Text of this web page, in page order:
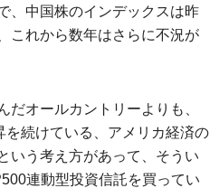
、中国株のインデックスは昨
これから数年はさらに不況が
だオールカントリーよりも、
続けている、アメリカ経済の
いう考え方があって、そうい
連動型投資信託を買ってい